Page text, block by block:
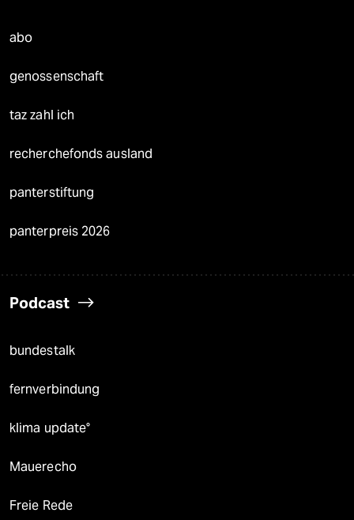
abo
genossenschaft
taz zahl ich
recherchefonds ausland
panterstiftung
panterpreis 2026
Podcast
bundestalk
fernverbindung
klima update°
Mauerecho
Freie Rede